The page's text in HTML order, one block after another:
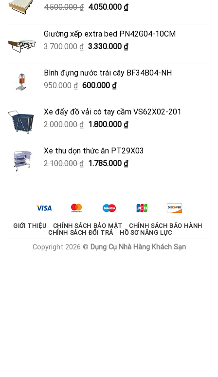
4.500.000₫ Giá
4.500.000 ₫.
4.050.000 ₫Giá
là:
4.050.000 ₫.
Giường xếp extra bed PN42G04-10CM
3.700.000₫ Giá
3.700.000 ₫.
3.330.000 ₫Giá
là:
Bình đựng nước trái cây BF34B04-NH
950.000₫ Giá
950.000 ₫.
600.000 ₫Giá
là:
600.000 ₫.
Xe đẩy đồ vải có tay cầm VS62X02-201
2.000.000₫ Giá
2.000.000 ₫.
1.800.000 ₫Giá
là:
1.800.000 ₫.
Xe thu dọn thức ăn PT29X03
2.100.000₫ Giá
1.785.000 ₫Giá
1.785.000 ₫.
GIỚI THIỆU CHÍNH SÁCH BẢO MẬT
CHÍNH SÁCH BẢO HÀNH
CHÍNH SÁCH ĐỔI TRẢ
HỒ SƠ NĂNG LỰC
Copyright 2026 © Dụng Cụ Nhà Hàng Khách Sạn